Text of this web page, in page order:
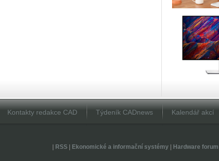
Kontakty redakce CAD Týdeník CADnews Kalendář akcí
RSS| Ekonomické a informační systémy| Hardware forum